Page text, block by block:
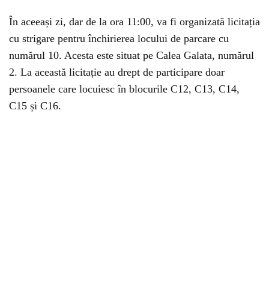
În aceeași zi, dar de la ora 11:00, va fi organizată licitația
cu strigare pentru închirierea locului de parcare cu
numărul 10. Acesta este situat pe Calea Galata, numărul
2. La această licitație au drept de participare doar
persoanele care locuiesc în blocurile C12, C13, C14,
C15 și C16.